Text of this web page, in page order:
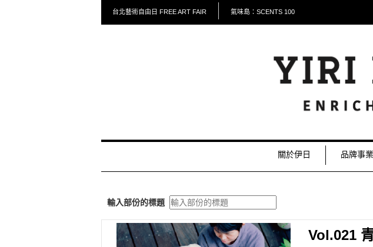
台北藝術自由日 FREE ART FAIR 氣味島：SCENTS 100
關於伊日 品牌事業
輸入部份的標題
Vol.021